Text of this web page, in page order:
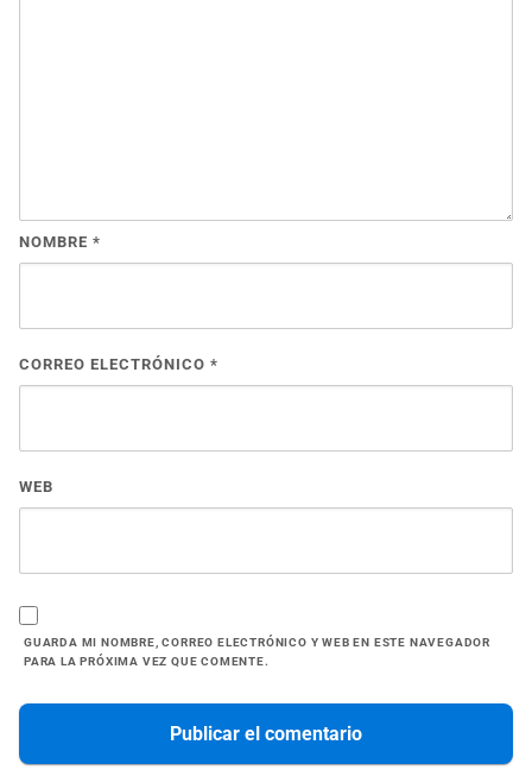
NOMBRE *
CORREO ELECTRÓNICO *
WEB
GUARDA MI NOMBRE, CORREO ELECTRÓNICO Y WEB EN ESTE NAVEGADOR
PARA LA PRÓXIMA VEZ QUE COMENTE.